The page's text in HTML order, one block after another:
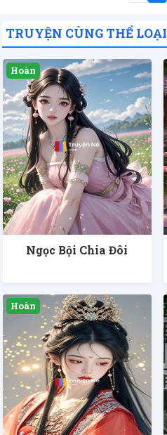
TRUYỆN CÙNG THỂ LOẠI
Ngọc Bội Chia Đôi